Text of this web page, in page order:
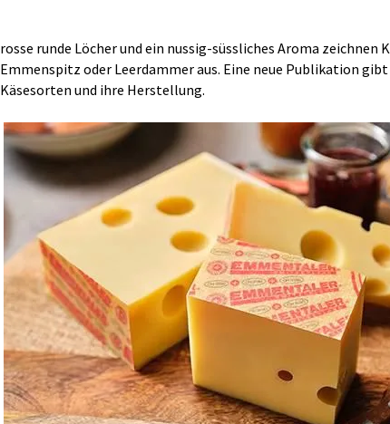
rosse runde Löcher und ein nussig-süssliches Aroma zeichnen
Emmenspitz oder Leerdammer aus. Eine neue Publikation
Käsesorten und ihre Herstellung.